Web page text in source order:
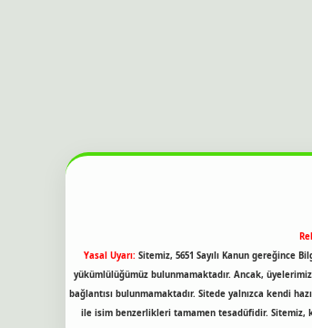
Yasal Uyarı: Sitemiz, 5651 Sayılı Kanun gereğince
yükümlülüğümüz bulunmamaktadır. Ancak,
bağlantısı bulunmamaktadır. Sitede yalnızca kendi
ile isim benzerlikleri tamamen tesadüfidir. Sitemiz,